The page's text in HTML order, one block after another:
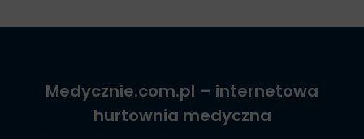
Medycznie.com.pl – internetowa
hurtownia medyczna